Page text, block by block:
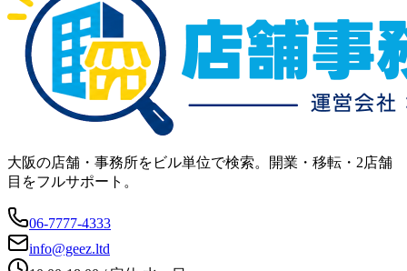
大阪の店舗・事務所をビル単位で検索。開業・移転・2店舗
目をフルサポート。
06-7777-4333
info@geez.ltd